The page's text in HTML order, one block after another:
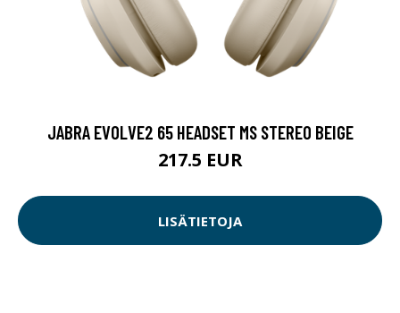
JABRA EVOLVE2 65 HEADSET MS STEREO BEIGE
217.5 EUR
LISÄTIETOJA